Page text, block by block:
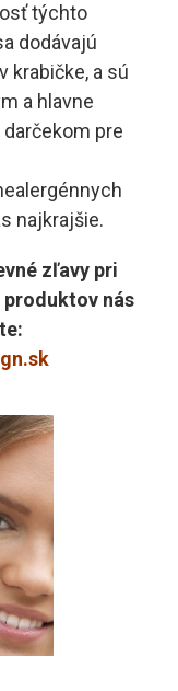
týchto
dodávajú
krabičke, a sú
a hlavne
pre
najkrajšie.
zľavy pri
produktov nás